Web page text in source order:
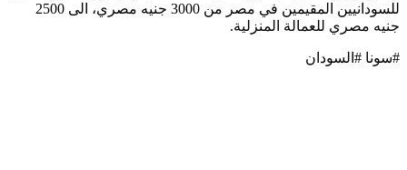
للسودانيين المقيمين في مصر من 3000 جنيه مصري، الى 2500
جنيه مصري للعمالة المنزلية.
#سونا #السودان